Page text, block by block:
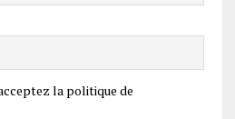
la politique de